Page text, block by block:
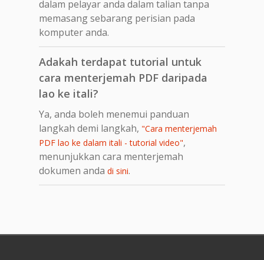
dalam pelayar anda dalam talian tanpa
memasang sebarang perisian pada
komputer anda.
Adakah terdapat tutorial untuk
cara menterjemah PDF daripada
lao ke itali?
Ya, anda boleh menemui panduan
langkah demi langkah, "Cara menterjemah
PDF lao ke dalam itali - tutorial video",
menunjukkan cara menterjemah
dokumen anda di sini.